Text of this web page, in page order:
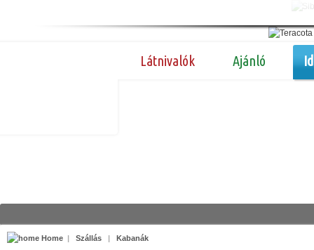
Látnivalók Ajánló
Home | Szállás | Kabanák